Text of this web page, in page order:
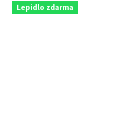
Lepidlo zdarma